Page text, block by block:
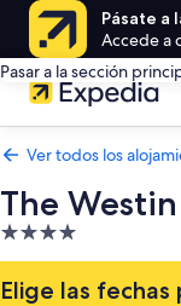
Pásate a
Accede a
Pasar a la sección
Ver todos los
The
Alojamiento
de
4.0 estrellas
Elige las fechas